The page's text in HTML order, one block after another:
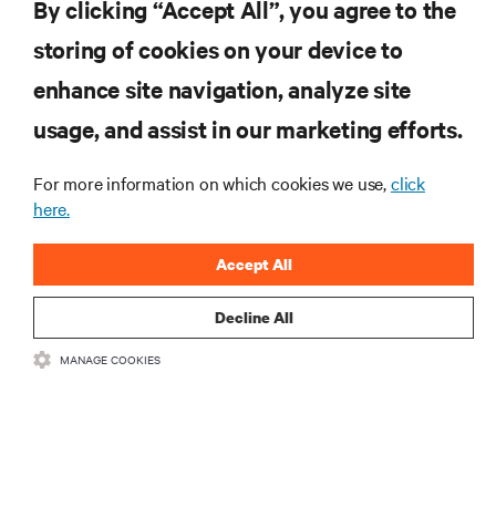
Dołącz do naszej listy mailingowej i
otrzymuj najnowsze informacje o
produktach oraz aktualności branżowe
od Vertiv.
ZAREJESTRUJ SIĘ
By clicking “Accept All”, you agree to the
storing of cookies on your device to
enhance site navigation, analyze site
usage, and assist in our marketing efforts.
For more information on which cookies we use,click
here.
Decline All
Accept All
MANAGE COOKIES